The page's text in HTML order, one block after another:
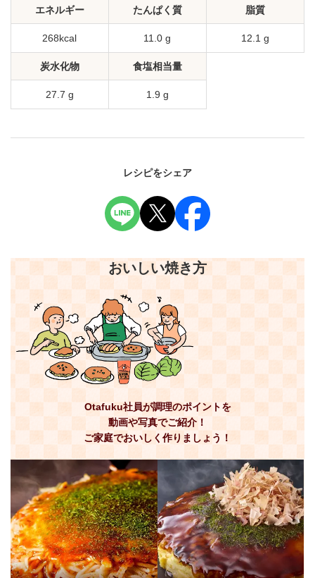
エネルギー
268kcal
たんぱく質
11.0 g
脂質
12.1 g
炭水化物
27.7 g
食塩相当量
1.9 g
レシピをシェア
おいしい焼き方
Otafuku社員が調理のポイントを
動画や写真でご紹介！
ご家庭でおいしく作りましょう！